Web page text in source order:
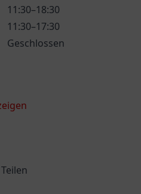
11:30–18:30
11:30–17:30
Geschlossen